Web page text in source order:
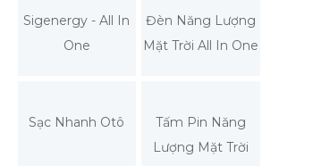
Sigenergy - All In
One
Đèn Năng Lượng
Mặt Trời All In One
Sạc Nhanh Otô
Tấm Pin Năng
Lượng Mặt Trời